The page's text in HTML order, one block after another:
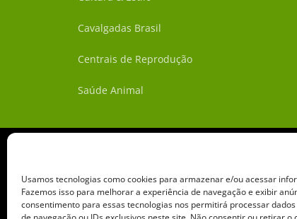
Usamos tecnologias como cookies para armazenar e/ou acessar
Fazemos isso para melhorar a experiência de navegação e exibir
consentimento para essas tecnologias nos permitirá processar
Cavalgadas Brasil
Centrais de Reprodução
Saúde Animal